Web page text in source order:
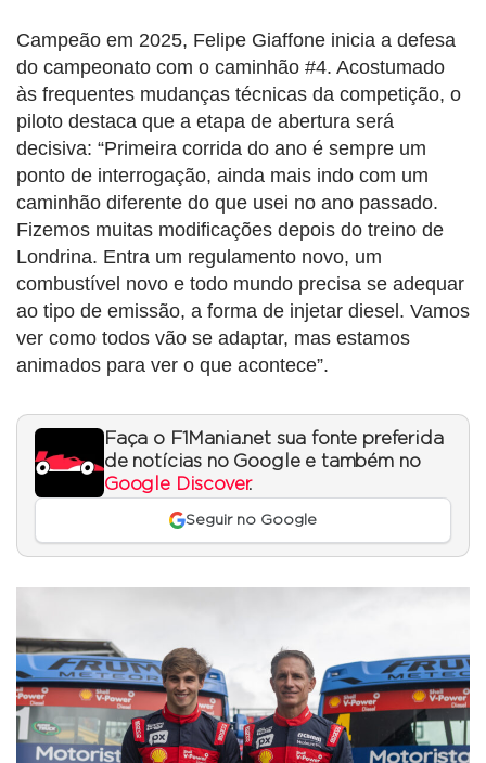
Campeão em 2025, Felipe Giaffone inicia a defesa
do campeonato com o caminhão #4. Acostumado
às frequentes mudanças técnicas da competição, o
piloto destaca que a etapa de abertura será
decisiva: “Primeira corrida do ano é sempre um
ponto de interrogação, ainda mais indo com um
caminhão diferente do que usei no ano passado.
Fizemos muitas modificações depois do treino de
Londrina. Entra um regulamento novo, um
combustível novo e todo mundo precisa se adequar
ao tipo de emissão, a forma de injetar diesel. Vamos
ver como todos vão se adaptar, mas estamos
animados para ver o que acontece”.
Faça o F1Mania.net sua fonte preferida
de notícias no Google e também no
Google Discover.
Seguir no Google